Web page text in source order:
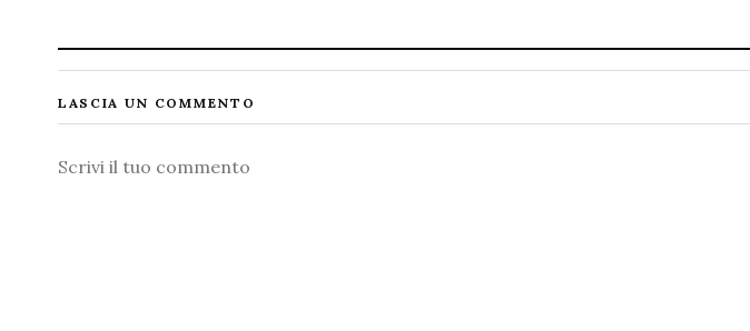
LASCIA UN COMMENTO
Commento